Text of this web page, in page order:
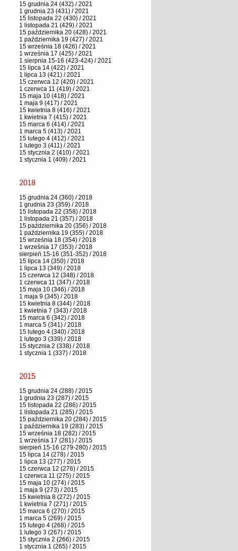
15 grudnia 24 (432) / 2021
1 grudnia 23 (431) / 2021
15 listopada 22 (430) / 2021
1 listopada 21 (429) / 2021
15 października 20 (428) / 2021
1 października 19 (427) / 2021
15 września 18 (426) / 2021
1 września 17 (425) / 2021
1 sierpnia 15-16 (423-424) / 2021
15 lipca 14 (422) / 2021
1 lipca 13 (421) / 2021
15 czerwca 12 (420) / 2021
1 czerwca 11 (419) / 2021
15 maja 10 (418) / 2021
1 maja 9 (417) / 2021
15 kwietnia 8 (416) / 2021
1 kwietnia 7 (415) / 2021
15 marca 6 (414) / 2021
1 marca 5 (413) / 2021
15 lutego 4 (412) / 2021
1 lutego 3 (411) / 2021
15 stycznia 2 (410) / 2021
1 stycznia 1 (409) / 2021
2018
15 grudnia 24 (360) / 2018
1 grudnia 23 (359) / 2018
15 listopada 22 (358) / 2018
1 listopada 21 (357) / 2018
15 października 20 (356) / 2018
1 października 19 (355) / 2018
15 września 18 (354) / 2018
1 września 17 (353) / 2018
sierpień 15-16 (351-352) / 2018
15 lipca 14 (350) / 2018
1 lipca 13 (349) / 2018
15 czerwca 12 (348) / 2018
1 czerwca 11 (347) / 2018
15 maja 10 (346) / 2018
1 maja 9 (345) / 2018
15 kwietnia 8 (344) / 2018
1 kwietnia 7 (343) / 2018
15 marca 6 (342) / 2018
1 marca 5 (341) / 2018
15 lutego 4 (340) / 2018
1 lutego 3 (339) / 2018
15 stycznia 2 (338) / 2018
1 stycznia 1 (337) / 2018
2015
15 grudnia 24 (288) / 2015
1 grudnia 23 (287) / 2015
15 listopada 22 (286) / 2015
1 listopada 21 (285) / 2015
15 października 20 (284) / 2015
1 października 19 (283) / 2015
15 września 18 (282) / 2015
1 września 17 (281) / 2015
sierpień 15-16 (279-280) / 2015
15 lipca 14 (278) / 2015
1 lipca 13 (277) / 2015
15 czerwca 12 (276) / 2015
1 czerwca 11 (275) / 2015
15 maja 10 (274) / 2015
1 maja 9 (273) / 2015
15 kwietnia 8 (272) / 2015
1 kwietnia 7 (271) / 2015
15 marca 6 (270) / 2015
1 marca 5 (269) / 2015
15 lutego 4 (268) / 2015
1 lutego 3 (267) / 2015
15 stycznia 2 (266) / 2015
1 stycznia 1 (265) / 2015